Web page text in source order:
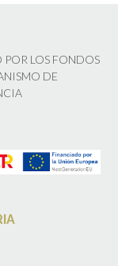
LOS FONDOS
DE